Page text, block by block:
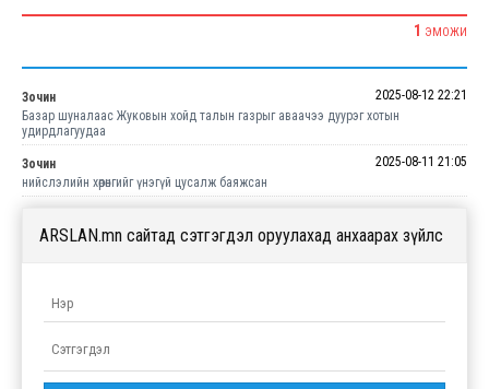
1 ЭМОЖИ
Зочин
2025-08-12 22:21
Базар шуналаас Жуковын хойд талын газрыг аваачээ дуурэг хотын
удирдлагуудаа
Зочин
2025-08-11 21:05
нийслэлийн хөрөнгийг үнэгүй цусалж баяжсан
ARSLAN.mn сайтад сэтгэгдэл оруулахад анхаарах зүйлс